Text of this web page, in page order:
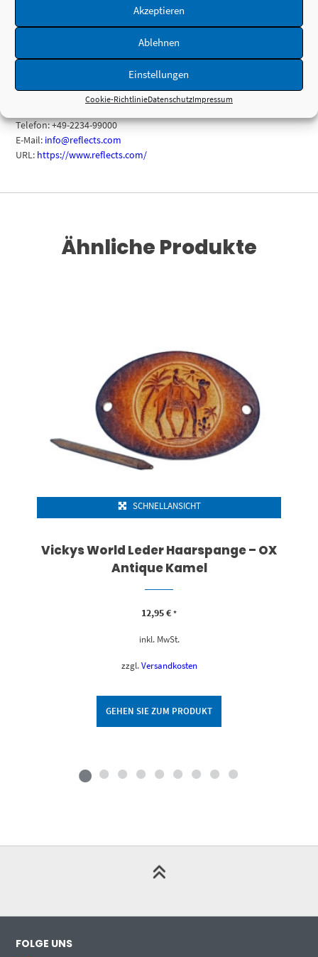
Akzeptieren
Ablehnen
Einstellungen
Cookie-RichtlinieDatenschutzImpressum
Herstellerinformationen
Reflects GmbH
50858 Köln
Telefon: +49-2234-99000
E-Mail: info@reflects.com
URL: https://www.reflects.com/
Ähnliche Produkte
SCHNELLANSICHT
Vickys World Leder Haarspange – OX
Antique Kamel
12,95€ *
inkl. MwSt.
zzgl. Versandkosten
GEHEN SIE ZUM PRODUKT
FOLGE UNS